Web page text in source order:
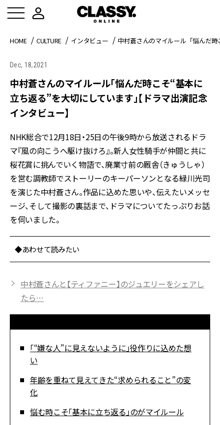
HOME CULTURE インタビュー 中村蒼さんのマイルール「悩んだ
Dec, 18,2021
中村蒼さんのマイルール「悩んだ時こそ“基本に
立ち返る”を大切にしています」【ドラマ出演記念
インタビュー】
NHK総合で12月18日・25日の午後9時から放送されるドラ
マ『風の向こうへ駆け抜けろ』。新人女性騎手が仲間と共に
桜花賞に挑んでいく物語で、廃業寸前の厩舎（きゅうしゃ）
を営む調教師でストーリーのキーパーソンとなる緑川光司
を演じた中村蒼さん。作品に込めた思いや、伝えたいメッセ
ージ、そして撮影の裏話まで、ドラマについてたっぷりお話
を伺いました。
◆あわせて読みたい
中村蒼さんと【ティファニー】のジュエリーをシェアし
たら…
「“嫌な人”に見えないように」役作りに込めた想
い
年齢を重ねて見えてきた“求められること”の変
化
悩む時こそ「基本に立ち返る」のがマイルール